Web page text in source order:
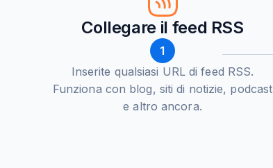
Collegare il feed RSS
1
Inserite qualsiasi URL di feed RSS.
Funziona con blog, siti di notizie, podcast
e altro ancora.